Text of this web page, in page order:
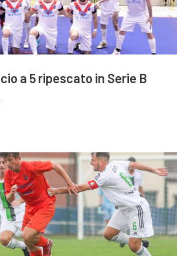
a 5 ripescato in Serie B